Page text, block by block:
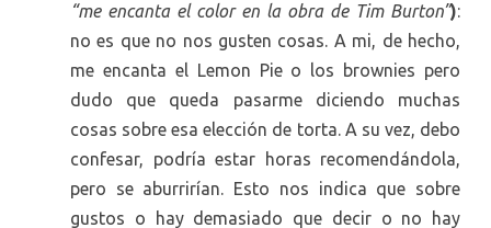
“me encanta el color en la obra de Tim Burton”):
no es que no nos gusten cosas. A mi, de hecho,
me encanta el Lemon Pie o los brownies pero
dudo que queda pasarme diciendo muchas
cosas sobre esa elección de torta. A su vez, debo
confesar, podría estar horas recomendándola,
pero se aburrirían. Esto nos indica que sobre
gustos o hay demasiado que decir o no hay